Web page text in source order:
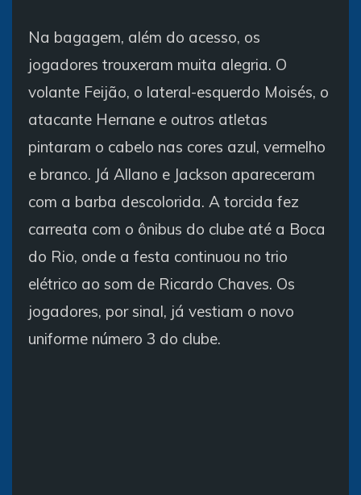
Na bagagem, além do acesso, os
jogadores trouxeram muita alegria. O
volante Feijão, o lateral-esquerdo Moisés, o
atacante Hernane e outros atletas
pintaram o cabelo nas cores azul, vermelho
e branco. Já Allano e Jackson apareceram
com a barba descolorida. A torcida fez
carreata com o ônibus do clube até a Boca
do Rio, onde a festa continuou no trio
elétrico ao som de Ricardo Chaves. Os
jogadores, por sinal, já vestiam o novo
uniforme número 3 do clube.